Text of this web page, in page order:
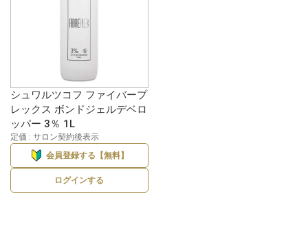
シュワルツコフ ファイバープ
レックス ボンドジェルデベロ
ッパー 3％ 1L
定価 : サロン契約後表示
会員登録する【無料】
ログインする